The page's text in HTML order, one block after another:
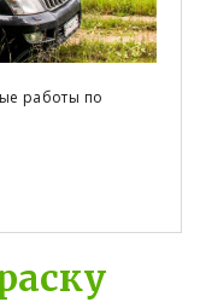
работы по